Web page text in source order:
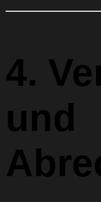
4.
und